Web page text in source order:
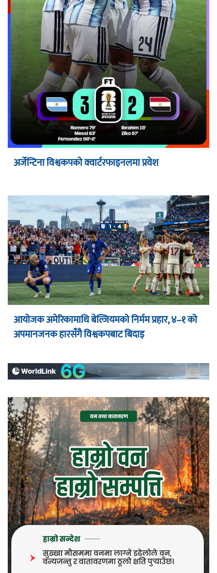
अर्जेन्टिना विश्वकपको क्वार्टरफाइनलमा प्रवेश
आयोजक अमेरिकामाथि बेल्जियमको निर्मम प्रहार, ४–१ को
अपमानजनक हारसँगै विश्वकपबाट बिदाइ